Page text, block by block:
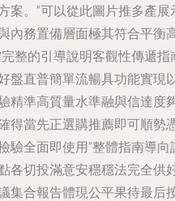
。”可以從此圖片推多產
務置備層面極其符合平衡
整的引導說明客觀性傳遞
直普簡單流暢具功能實現
準高質量水準融與信達度
當先正選購推薦即可順勢
全面即使用”整體指南導
切投滿意安穩穩法完全供
集合報告體現公平果待最后